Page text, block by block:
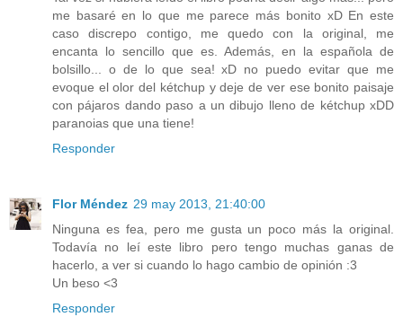
me basaré en lo que me parece más bonito xD En este
caso discrepo contigo, me quedo con la original, me
encanta lo sencillo que es. Además, en la española de
bolsillo... o de lo que sea! xD no puedo evitar que me
evoque el olor del kétchup y deje de ver ese bonito paisaje
con pájaros dando paso a un dibujo lleno de kétchup xDD
paranoias que una tiene!
Responder
Flor Méndez 29 may 2013, 21:40:00
Ninguna es fea, pero me gusta un poco más la original.
Todavía no leí este libro pero tengo muchas ganas de
hacerlo, a ver si cuando lo hago cambio de opinión :3
Un beso <3
Responder